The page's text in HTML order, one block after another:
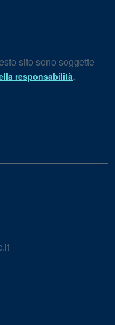
sito sono soggette
responsabilità.